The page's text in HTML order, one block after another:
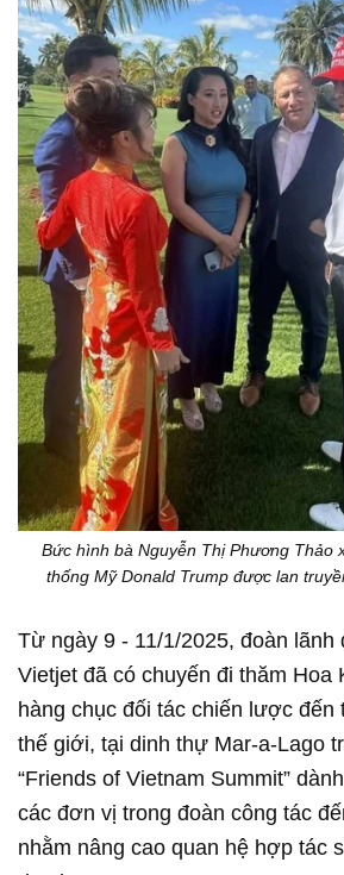
Bức hình bà Nguyễn Thị Phương Thảo
thống Mỹ Donald Trump được lan
Từ ngày 9 - 11/1/2025, đoàn lãnh
Vietjet đã có chuyến đi thăm Hoa
hàng chục đối tác chiến lược đến
thế giới, tại dinh thự Mar-a-Lago
“Friends of Vietnam Summit”
các đơn vị trong đoàn công tác
nhằm nâng cao quan hệ hợp tác